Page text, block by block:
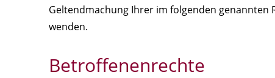
Geltendmachung Ihrer im folgenden genannten
wenden.
Betroffenenrechte